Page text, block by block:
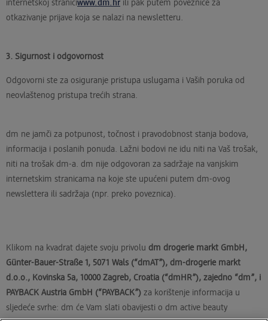
internetskoj straniciwww.dm.hr ili pak putem poveznice za
otkazivanje prijave koja se nalazi na newsletteru.
3. Sigurnost i odgovornost
Odgovorni ste za osiguranje pristupa uslugama i Vaših poruka od
neovlaštenog pristupa trećih strana.
dm ne jamči za potpunost, točnost i pravodobnost stanja bodova,
informacija i poslanih ponuda. Lažni bodovi ne idu niti na Vaš trošak,
niti na trošak dm-a. dm nije odgovoran za sadržaje na vanjskim
internetskim stranicama na koje ste upućeni putem dm-ovog
newslettera ili sadržaja (npr. preko poveznica).
Klikom na kvadrat dajete svoju privolu dm drogerie markt GmbH,
Günter-Bauer-Straße 1, 5071 Wals (“dmAT”), dm-drogerie markt
d.o.o., Kovinska 5a, 10000 Zagreb, Croatia (“dmHR”), zajedno “dm”, i
PAYBACK Austria GmbH (“PAYBACK”) za korištenje informacija u
sljedeće svrhe: dm će Vam slati obavijesti o dm active beauty